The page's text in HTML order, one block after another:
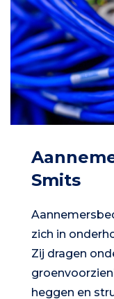
Smits
zich in
Zij dragen
heggen en